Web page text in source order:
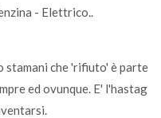
- Elettrico..
stamani che 'rifiuto' è parte
ed ovunque. E' l'hastag